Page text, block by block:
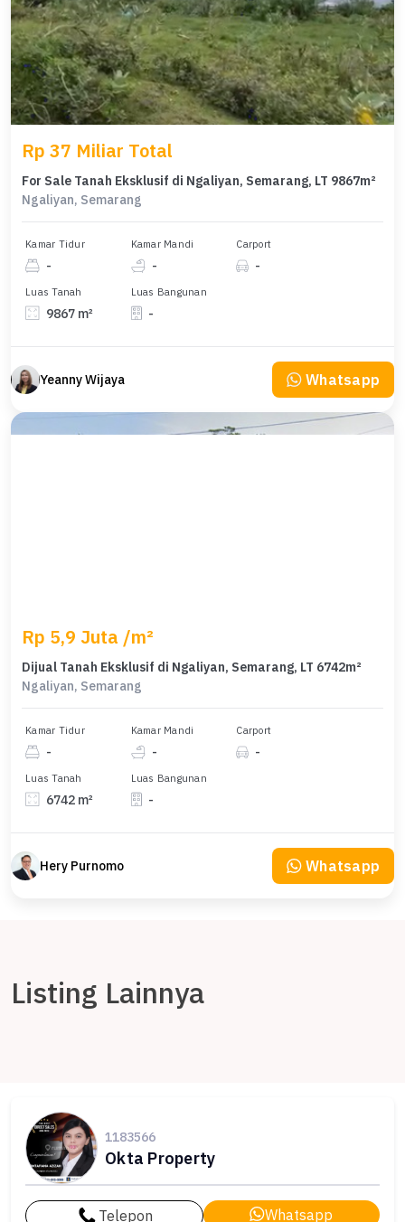
Rp 37 Miliar Total
For Sale Tanah Eksklusif di Ngaliyan, Semarang, LT 9867m²
Ngaliyan, Semarang
Kamar Tidur
-
Kamar Mandi
-
Carport
-
Luas Tanah
9867 m²
Luas Bangunan
-
Yeanny Wijaya Whatsapp
Rp 5,9 Juta /m²
Dijual Tanah Eksklusif di Ngaliyan, Semarang, LT 6742m²
Ngaliyan, Semarang
Kamar Tidur
-
Kamar Mandi
-
Carport
-
Luas Tanah
6742 m²
Luas Bangunan
-
Hery Purnomo Whatsapp
Listing Lainnya
1183566
Okta Property
Telepon Whatsapp